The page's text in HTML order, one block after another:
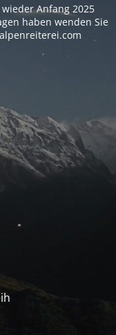
Anfang 2025
haben wenden Sie